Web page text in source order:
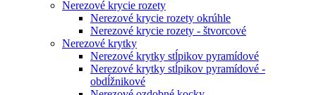
Nerezové krycie rozety
Nerezové krycie rozety okrúhle
Nerezové krycie rozety - štvorcové
Nerezové krytky
Nerezové krytky stĺpikov pyramídové
Nerezové krytky stĺpikov pyramídové -
obdĺžnikové